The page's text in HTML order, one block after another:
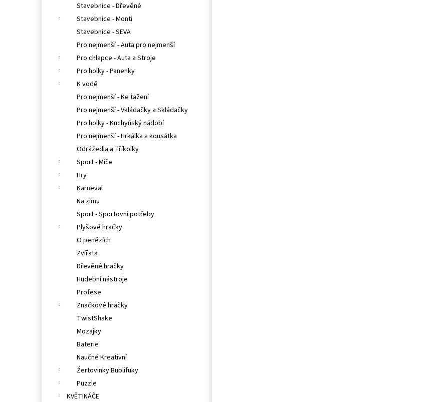
Stavebnice - Dřevěné
Stavebnice - Monti
Stavebnice - SEVA
Pro nejmenší - Auta pro nejmenší
Pro chlapce - Auta a Stroje
Pro holky - Panenky
K vodě
Pro nejmenší - Ke tažení
Pro nejmenší - Vkládačky a Skládačky
Pro holky - Kuchyňský nádobí
Pro nejmenší - Hrkálka a kousátka
Odrážedla a Tříkolky
Sport - Míče
Hry
Karneval
Na zimu
Sport - Sportovní potřeby
Plyšové hračky
O penězích
Zvířata
Dřevěné hračky
Hudební nástroje
Profese
Značkové hračky
TwistShake
Mozajky
Baterie
Naučné Kreativní
Žertovinky Bublifuky
Puzzle
KVĚTINÁČE